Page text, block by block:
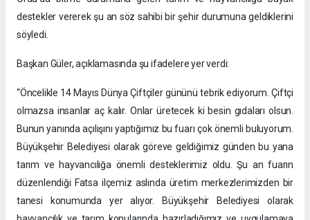
destekler vererek şu an söz sahibi bir şehir durumuna geldiklerini
söyledi.
Başkan Güler, açıklamasında şu ifadelere yer verdi:
“Öncelikle 14 Mayıs Dünya Çiftçiler gününü tebrik ediyorum. Çiftçi
olmazsa insanlar aç kalır. Onlar üretecek ki besin gıdaları olsun.
Bunun yanında açılışını yaptığımız bu fuarı çok önemli buluyorum.
Büyükşehir Belediyesi olarak göreve geldiğimiz günden bu yana
tarım ve hayvancılığa önemli desteklerimiz oldu. Şu an fuarın
düzenlendiği Fatsa ilçemiz aslında üretim merkezlerimizden bir
tanesi konumunda yer alıyor. Büyükşehir Belediyesi olarak